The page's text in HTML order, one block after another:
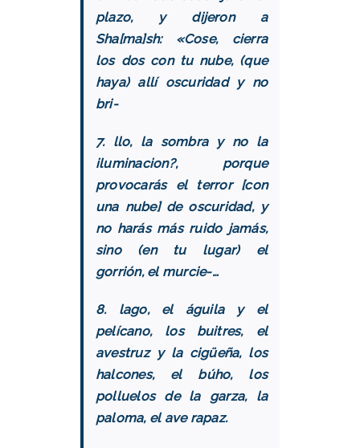
plazo, y dijeron a
Sha[ma]sh: «Cose, cierra
los dos con tu nube, (que
haya) allí oscuridad y no
bri-
7. llo, la sombra y no la
iluminacion?, porque
provocarás el terror [con
una nube] de oscuridad, y
no harás más ruido jamás,
sino (en tu lugar) el
gorrión, el murcie-…
8. lago, el águila y el
pelícano, los buitres, el
avestruz y la cigüeña, los
halcones, el búho, los
polluelos de la garza, la
paloma, el ave rapaz.